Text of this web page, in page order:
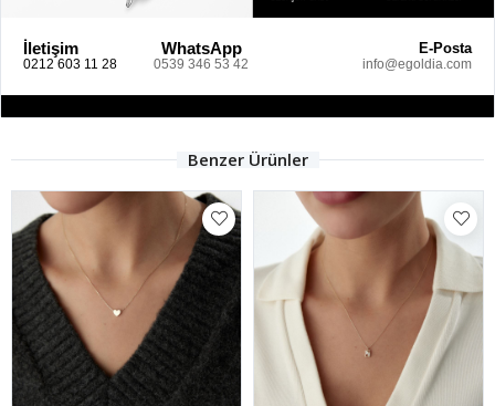
İletişim
0212 603 11 28
WhatsApp
0539 346 53 42
E-Posta
info@egoldia.com
Benzer Ürünler